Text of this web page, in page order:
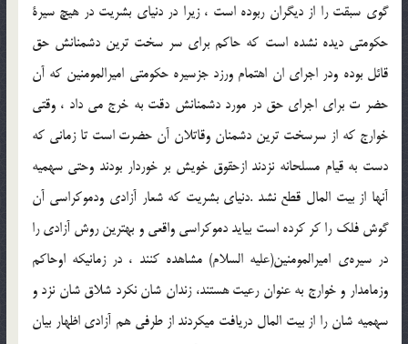
گوي سبقت را از ديگران ربوده است ، زيرا در دنياي بشريت در هيچ سيرة
حكومتي ديده نشده است كه حاكم براي سر سخت ترين دشمنانش حق
قائل بوده ودر اجراي ان اهتمام ورزد جزسيره حكومتي اميرالمومنين كه آن
حضر ت براي اجراي حق در مورد دشمنانش دقت به خرج مي داد ، وقتي
خوارج كه از سرسخت ترين دشمنان وقاتلان آن حضرت است تا زماني كه
دست به قيام مسلحانه نزدند ازحقوق خويش بر خوردار بودند وحتي سهميه
آنها از بيت المال قطع نشد .دنياي بشريت كه شعار آزادي ودموكراسي آن
گوش فلك را كر كرده است بيايد دموكراسي واقعي و بهترين روش آزادي را
در سيره‌ي اميرالمومنين(عليه السلام) مشاهده كنند ، در زمانيكه اوحاكم
وزمامدار و خوارج به عنوان رعيت هستند، زندان شان نكرد شلاق شان نزد و
سهميه شان را از بيت المال دريافت ميكردند از طرفي هم آزادي اظهار بيان